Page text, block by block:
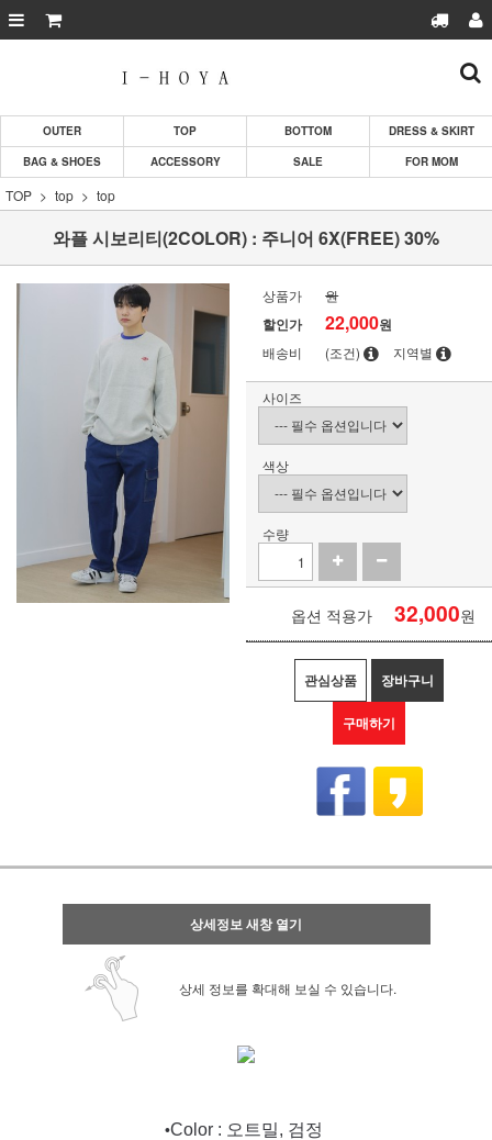
OUTER TOP BOTTOM
DRESS & SKIRT
BAG & SHOES
ACCESSORY SALE FOR MOM
TOP top top
와플 시보리티(2COLOR) : 주니어 6X(FREE) 30%
상품가 원
할인가 22,000원
배송비 (조건) 지역별
사이즈
색상
수량
옵션 적용가 32,000원
관심상품 장바구니
구매하기
상세정보 새창 열기
상세 정보를 확대해 보실 수 있습니다.
•Color : 오트밀, 검정